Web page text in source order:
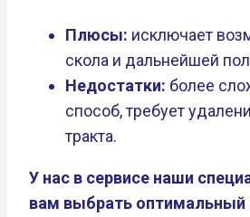
Плюсы: исключает
скола и дальнейшей
Недостатки: более
способ, требует
тракта.
У нас в сервисе наши
вам выбрать оптимальный